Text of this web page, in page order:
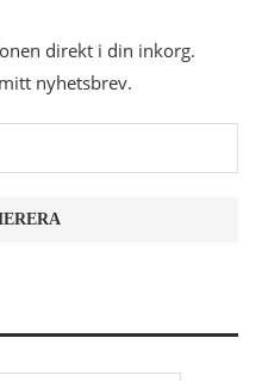
direkt i din inkorg.
nyhetsbrev.